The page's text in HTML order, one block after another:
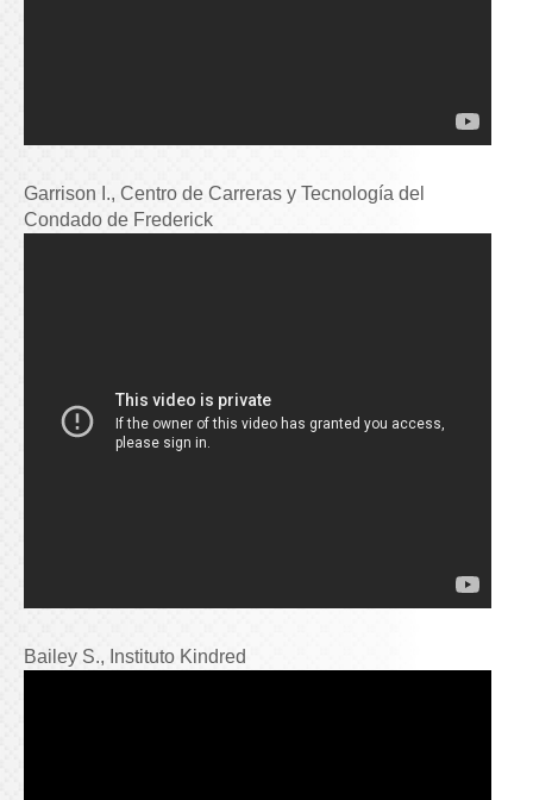
Garrison I., Centro de Carreras y Tecnología del
Condado de Frederick
Bailey S., Instituto Kindred